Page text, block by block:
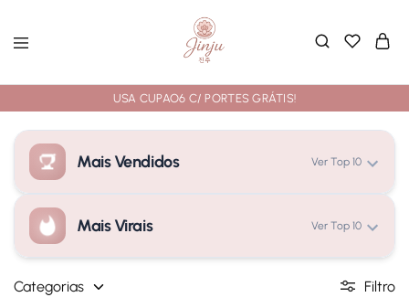
USA CUPAO6 C/ PORTES GRÁTIS!
Mais Vendidos Ver Top 10
Mais Virais Ver Top 10
Categorias Filtro